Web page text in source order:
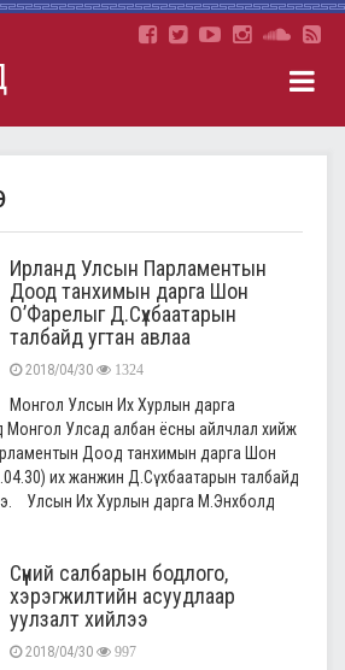
Ирланд Улсын Парламентын
Доод танхимын дарга Шон
О’Фарелыг Д.Сүхбаатарын
талбайд угтан авлаа
2018/04/30 1324
Монгол Улсын Их Хурлын дарга
Улсад албан ёсны айлчлал хийж
Доод танхимын дарга Шон
их жанжин Д.Сүхбаатарын талбайд
Улсын Их Хурлын дарга М.Энхболд
Сүүний салбарын бодлого,
хэрэгжилтийн асуудлаар
уулзалт хийлээ
2018/04/30 997